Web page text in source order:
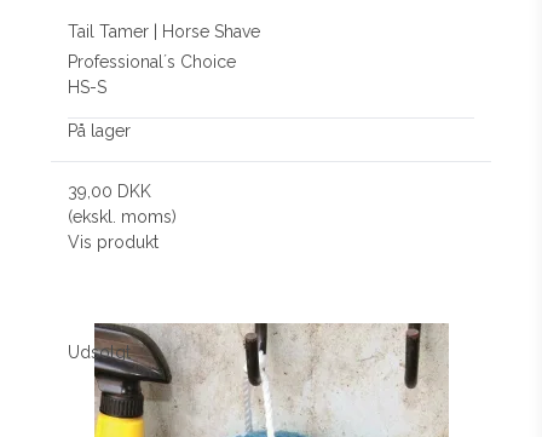
Tail Tamer | Horse Shave
Professional´s Choice
HS-S
På lager
39,00 DKK
(ekskl. moms)
Vis produkt
Udsolgt